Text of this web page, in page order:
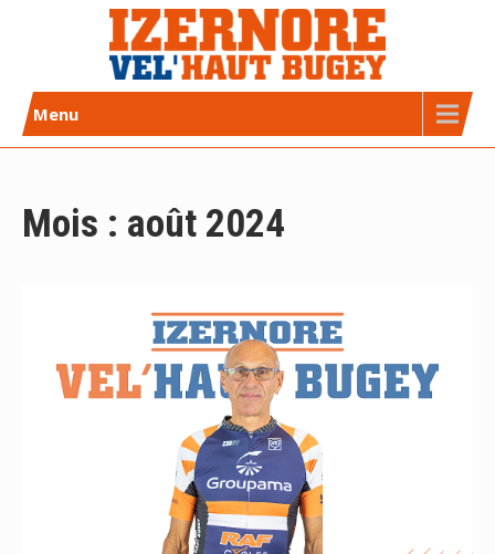
Izernore Vel’Haut Bugey
CLUB DE CYCLISME AFFILIÉ FFC
Menu
Mois : août 2024